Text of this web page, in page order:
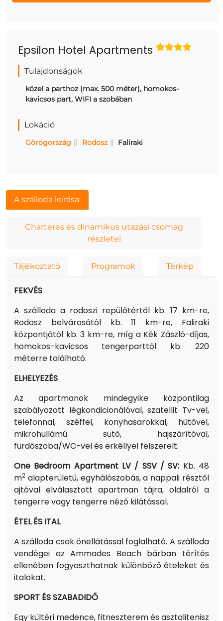
Epsilon Hotel Apartments
Tulajdonságok
közel a parthoz (max. 500 méter), homokos-
kavicsos part, WIFI a szobában
Lokáció
Görögország Rodosz Faliraki
A szálloda leírása:
Charteres és dinamikus utazási csomag
részletei
Tájékoztató Programok Térkép
FEKVÉS
A szálloda a rodoszi repülőtértől kb. 17 km-re,
Rodosz belvárosától kb. 11 km-re, Faliraki
központjától kb. 3 km-re, míg a Kék Zászló-díjas,
homokos-kavicsos tengerparttól kb. 220
méterre található.
ELHELYEZÉS
Az apartmanok mindegyike központilag
szabályozott légkondicionálóval, szatellit Tv-vel,
telefonnal, széffel, konyhasarokkal, hűtővel,
mikrohullámú sütő, hajszárítóval,
fürdőszoba/WC-vel és erkéllyel felszerelt.
One Bedroom Apartment LV / SSV / SV: Kb. 48
m2 alapterületű, egyhálószobás, a nappali résztől
ajtóval elválasztott apartman tájra, oldalról a
tengerre vagy tengerre néző kilátással.
ÉTEL ÉS ITAL
A szálloda csak önellátással foglalható. A szálloda
vendégei az Ammades Beach bárban térítés
ellenében fogyaszthatnak különböző ételeket és
italokat.
SPORT ÉS SZABADIDŐ
Egy kültéri medence, fitneszterem és asztalitenisz